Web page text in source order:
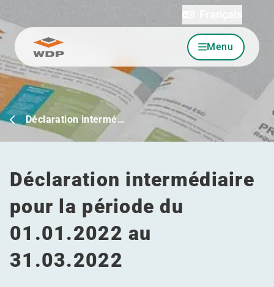
Allez au contenu Menu
Déclaration intermé…
Déclaration intermédiaire
pour la période du
01.01.2022 au
31.03.2022